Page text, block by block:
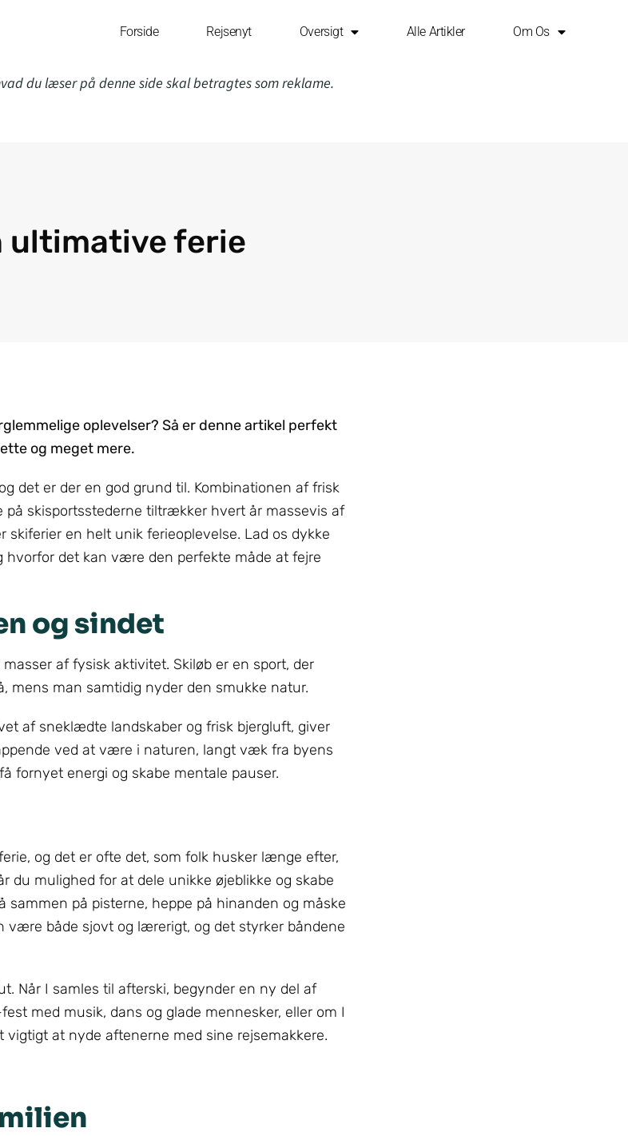
Forside Rejsenyt Oversigt Alle Artikler Om Os
du læser på denne side skal betragtes som reklame.
ultimative ferie
oplevelser? Så er denne artikel perfekt
og meget mere.
det er der en god grund til. Kombinationen af frisk
skisportsstederne tiltrækker hvert år massevis af
skiferier en helt unik ferieoplevelse. Lad os dykke
det kan være den perfekte måde at fejre
og sindet
af fysisk aktivitet. Skiløb er en sport, der
mens man samtidig nyder den smukke natur.
af sneklædte landskaber og frisk bjergluft, giver
ved at være i naturen, langt væk fra byens
fornyet energi og skabe mentale pauser.
og det er ofte det, som folk husker længe efter,
du mulighed for at dele unikke øjeblikke og skabe
på pisterne, heppe på hinanden og måske
være både sjovt og lærerigt, og det styrker båndene
Når I samles til afterski, begynder en ny del af
med musik, dans og glade mennesker, eller om I
at nyde aftenerne med sine rejsemakkere.